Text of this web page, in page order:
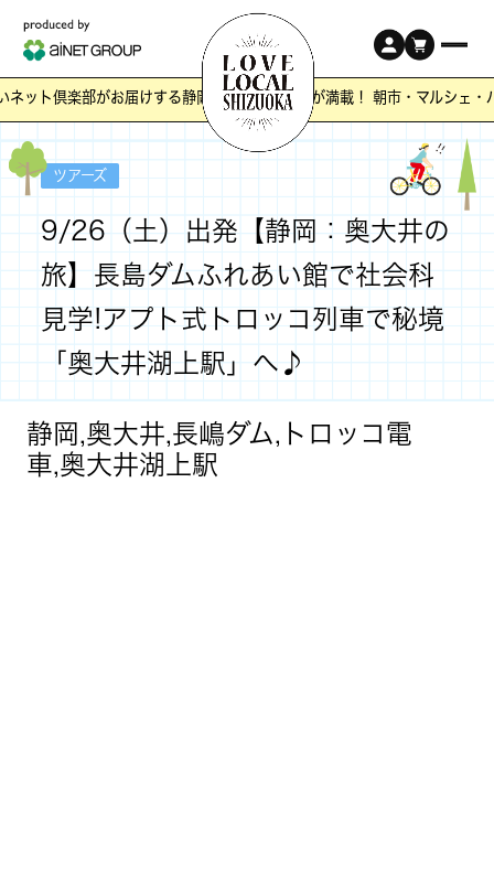
ト倶楽部がお届けする静岡の「ワクワク」が満載！ 朝市・マルシェ・
ツアーズ
9/26（土）出発【静岡：奥大井の
旅】長島ダムふれあい館で社会科
見学!アプト式トロッコ列車で秘境
「奥大井湖上駅」へ♪
静岡,奥大井,長嶋ダム,トロッコ電
車,奥大井湖上駅